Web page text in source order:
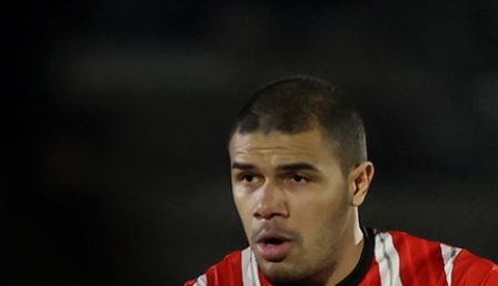
BUSINESS CLUB
MATCHDINERS
CLUBAPP
FANSHOP